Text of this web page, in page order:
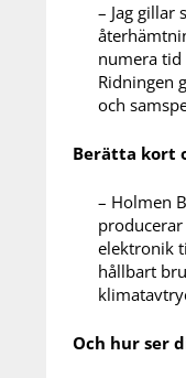
– Jag gillar
numera tid
Ridningen
och
Berätta kort
– Holmen
elektronik
hållbart
Och hur ser